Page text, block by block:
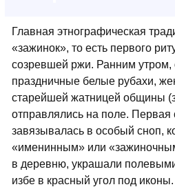
Главная этнографическая
«зажинок», то есть первого
созревшей ржи. Ранним утром,
праздничные белые рубахи,
старейшей жатницей общины
отправлялись на поле. Первая
завязывалась в особый сноп,
«именинным» или
в деревню, украшали
избе в красный угол под